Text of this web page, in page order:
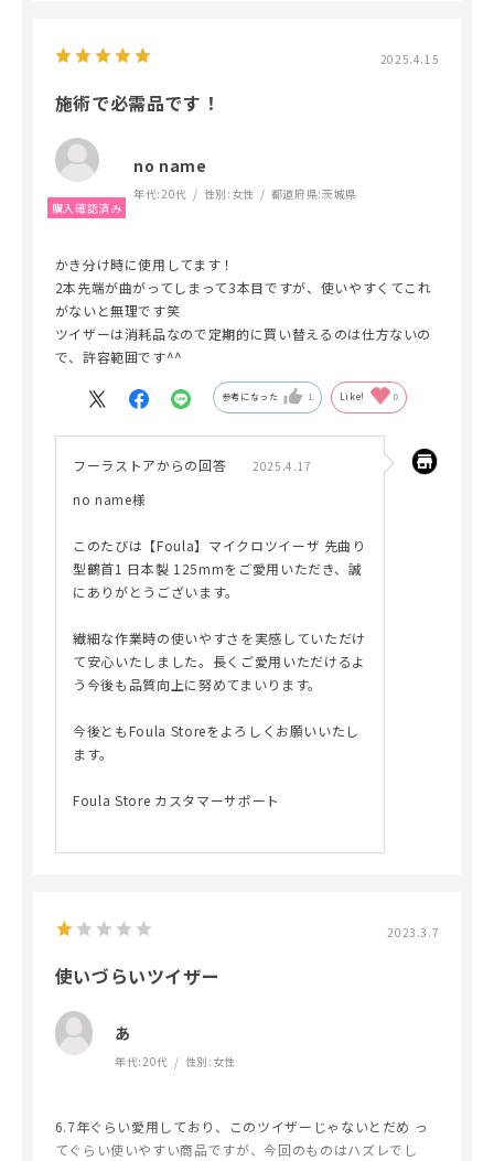
2025.4.15
施術で必需品です！
no name
年代: 20代 性別: 女性 都道府県:茨城県
かき分け時に使用してます！
2本先端が曲がってしまって3本目ですが、使いやすくてこれ
がないと無理です笑
ツイザーは消耗品なので定期的に買い替えるのは仕方ないの
で、許容範囲です^^
参考になった 1 Like! 0
フーラストアからの回答 2025.4.17
no name様
このたびは【Foula】マイクロツイーザ 先曲り
型鶴首1 日本製 125mmをご愛用いただき、誠
にありがとうございます。
繊細な作業時の使いやすさを実感していただけ
て安心いたしました。長くご愛用いただけるよ
う今後も品質向上に努めてまいります。
今後ともFoula Storeをよろしくお願いいたし
ます。
Foula Store カスタマーサポート
2023.3.7
使いづらいツイザー
あ
年代:20代 性別: 女性
6.7年ぐらい愛用しており、このツイザーじゃないとだめ っ
てぐらい使いやすい商品ですが、今回のものはハズレでし